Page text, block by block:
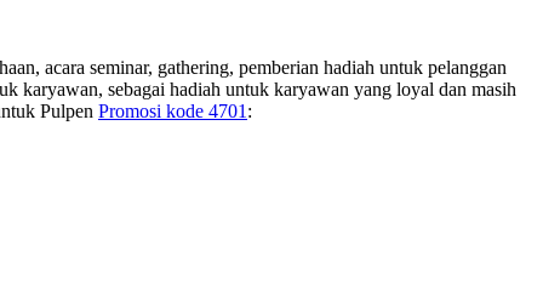
acara seminar, gathering, pemberian hadiah untuk pelanggan
karyawan, sebagai hadiah untuk karyawan yang loyal dan masih
Pulpen Promosi kode 4701 :